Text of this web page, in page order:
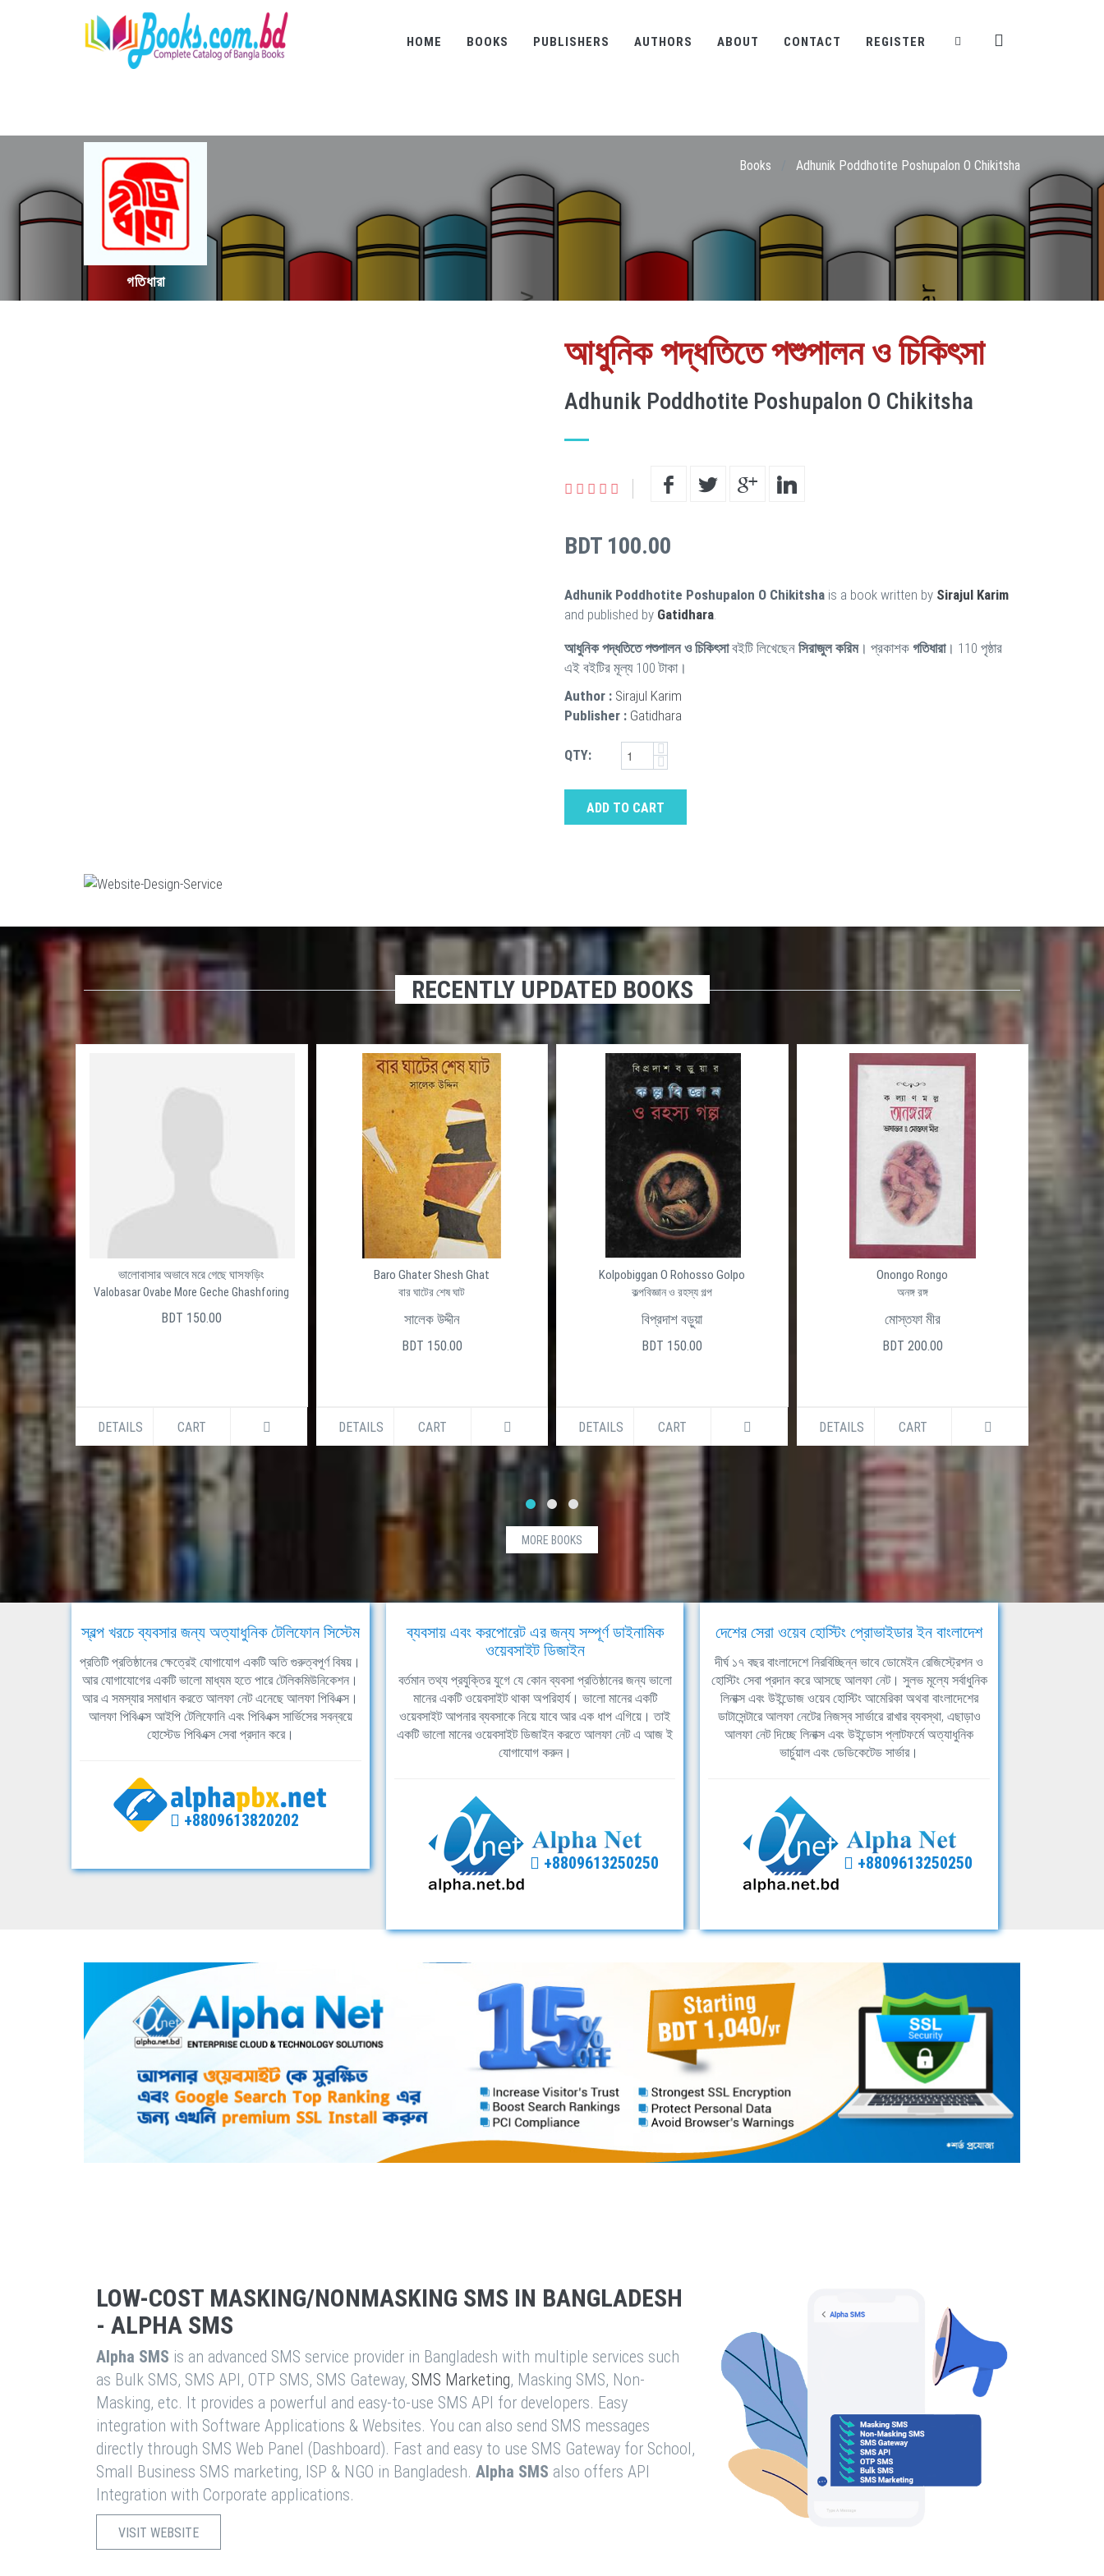
HOME BOOKS PUBLISHERS AUTHORS ABOUT CONTACT REGISTER
গতিধারা
Books Adhunik Poddhotite Poshupalon O Chikitsha
আধুনিক পদ্ধতিতে পশুপালন ও চিকিৎসা
Adhunik Poddhotite Poshupalon O Chikitsha
BDT 100.00
Adhunik Poddhotite Poshupalon O Chikitsha is a book written by Sirajul Karim
and published by Gatidhara.
আধুনিক পদ্ধতিতে পশুপালন ও চিকিৎসাবইটি লিখেছেন সিরাজুল করিম। প্রকাশক গতিধারা। 110 পৃষ্ঠার
এই বইটির মূল্য 100 টাকা।
Author : Sirajul Karim
Publisher : Gatidhara
QTY:
ADD TO CART
RECENTLY UPDATED BOOKS
ভালোবাসার অভাবে মরে গেছে ঘাসফড়িং
Valobasar Ovabe More Geche Ghashforing
BDT 150.00
DETAILS CART
Baro Ghater Shesh Ghat
বার ঘাটের শেষ ঘাট
সালেক উদ্দীন
BDT 150.00
DETAILS CART
Kolpobiggan O Rohosso Golpo
কল্পবিজ্ঞান ও রহস্য গল্প
বিপ্রদাশ বড়ুয়া
BDT 150.00
DETAILS CART
Onongo Rongo
অনঙ্গ রঙ্গ
মোস্তফা মীর
BDT 200.00
DETAILS CART DETAILS
MORE BOOKS
স্বল্প খরচে ব্যবসার জন্য অত্যাধুনিক টেলিফোন সিস্টেম
প্রতিটি প্রতিষ্ঠানের ক্ষেত্রেই যোগাযোগ একটি অতি গুরুত্বপূর্ণ বিষয়।
আর যোগাযোগের একটি ভালো মাধ্যম হতে পারে টেলিকমিউনিকেশন।
আর এ সমস্যার সমাধান করতে আলফা নেট এনেছে আলফা পিবিএক্স।
আলফা পিবিএক্স আইপি টেলিফোনি এবং পিবিএক্স সার্ভিসের সবন্বয়ে
হোস্টেড পিবিএক্স সেবা প্রদান করে।
+8809613820202
ব্যবসায় এবং করপোরেট এর জন্য সম্পূর্ণ ডাইনামিক
ওয়েবসাইট ডিজাইন
বর্তমান তথ্য প্রযুক্তির যুগে যে কোন ব্যবসা প্রতিষ্ঠানের জন্য ভালো
মানের একটি ওয়েবসাইট থাকা অপরিহার্য। ভালো মানের একটি
ওয়েবসাইট আপনার ব্যবসাকে নিয়ে যাবে আর এক ধাপ এগিয়ে। তাই
একটি ভালো মানের ওয়েবসাইট ডিজাইন করতে আলফা নেট এ আজ ই
যোগাযোগ করুন।
+8809613250250
দেশের সেরা ওয়েব হোস্টিং প্রোভাইডার ইন বাংলাদেশ
দীর্ঘ ১৭ বছর বাংলাদেশে নিরবিচ্ছিন্ন ভাবে ডোমেইন রেজিস্ট্রেশন ও
হোস্টিং সেবা প্রদান করে আসছে আলফা নেট। সুলভ মূল্যে সর্বাধুনিক
লিনাক্স এবং উইন্ডোজ ওয়েব হোস্টিং আমেরিকা অথবা বাংলাদেশের
ডাটাসেন্টারে আলফা নেটের নিজস্ব সার্ভারে রাখার ব্যবস্থা, এছাড়াও
আলফা নেট দিচ্ছে লিনাক্স এবং উইন্ডোস প্লাটফর্মে অত্যাধুনিক
ভার্চুয়াল এবং ডেডিকেটেড সার্ভার।
+8809613250250
LOW-COST MASKING/NONMASKING SMS IN BANGLADESH
- ALPHA SMS
Alpha SMS is an advanced SMS service provider in Bangladesh with multiple services such
as Bulk SMS, SMS API, OTP SMS, SMS Gateway, SMS Marketing, Masking SMS, Non-
Masking, etc. It provides a powerful and easy-to-use SMS API for developers. Easy
integration with Software Applications & Websites. You can also send SMS messages
directly through SMS Web Panel (Dashboard). Fast and easy to use SMS Gateway for School,
Small Business SMS marketing, ISP & NGO in Bangladesh. Alpha SMS also offers API
Integration with Corporate applications.
VISIT WEBSITE